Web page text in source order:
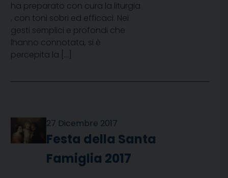
ha preparato con cura la liturgia
, con toni sobri ed efficaci. Nei
gesti semplici e profondi che
lhanno connotata, si è
percepita la […]
27 Dicembre 2017
Festa della Santa
Famiglia 2017